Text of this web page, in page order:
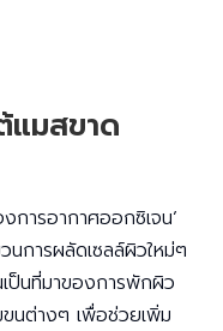
แมสขาด
การอากาศออกซิเจน’
นการผลัดเซลล์ผิวใหม่ๆ
ป็นที่มาของการพักผิว
นต่างๆ เพื่อช่วยเพิ่ม